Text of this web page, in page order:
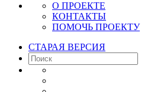
О ПРОЕКТЕ
КОНТАКТЫ
ПОМОЧЬ ПРОЕКТУ
СТАРАЯ ВЕРСИЯ